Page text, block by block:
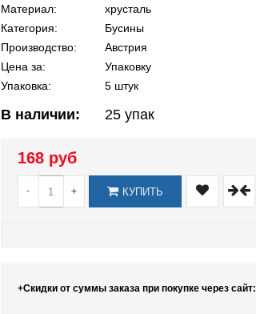
Материал:
хрусталь
Категория:
Бусины
Производство:
Австрия
Цена за:
Упаковку
Упаковка:
5 штук
В наличии: 25 упак
168 руб
- + КУПИТЬ
+Скидки от суммы заказа при покупке через сайт: